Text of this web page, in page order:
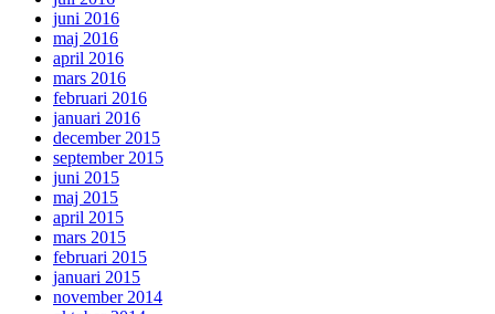
juni 2016
maj 2016
april 2016
mars 2016
februari 2016
januari 2016
december 2015
september 2015
juni 2015
maj 2015
april 2015
mars 2015
februari 2015
januari 2015
november 2014